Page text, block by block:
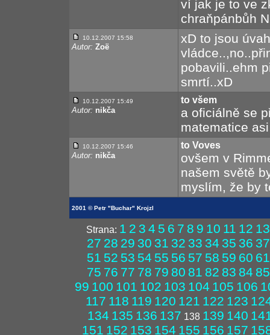
ví jak je to ve
chraňpánbůh
10.12.2007 15:58
Autor: Zoë
xD to jsou
pobavili..ehm
smrtí..xD
10.12.2007 15:49
Autor: nikča
to všem
a oficiálně se
matematice
10.12.2007 15:46
Autor: nikča
to Voves
ovšem v
našem světě
myslím, že by
2001 © Petr "Buchar" Krojzl
Strana: 1 2 3 4 5 6 7 8 9 10 11 12 13
27 28 29 30 31 32 33 34 35 36 37
51 52 53 54 55 56 57 58 59 60 61
75 76 77 78 79 80 81 82 83 84 85
99 100 101 102 103 104 105 106
117 118 119 120 121 122 123
134 135 136 137 138 139 140
151 152 153 154 155 156 157